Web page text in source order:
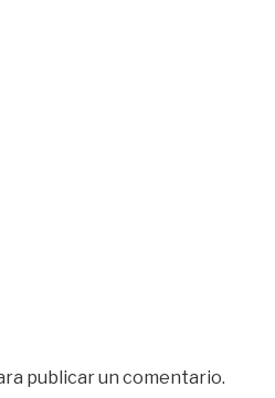
publicar un comentario.